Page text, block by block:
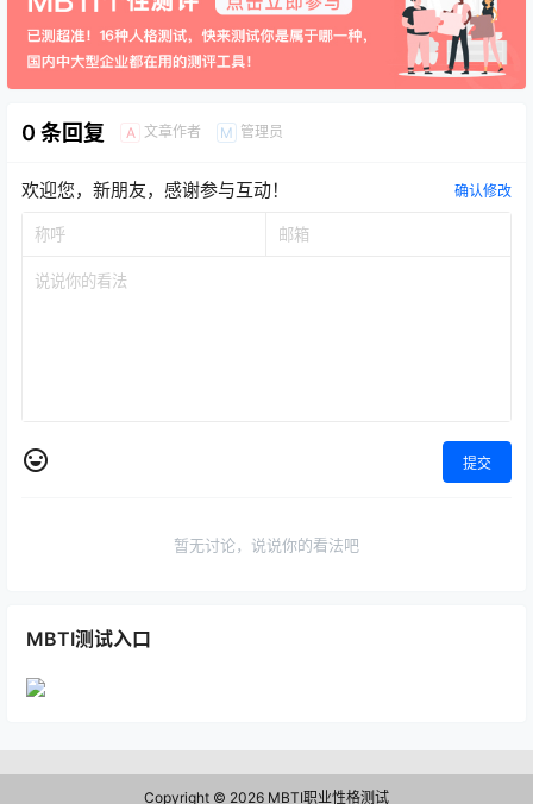
0 条回复 A 文章作者 M 管理员
欢迎您，新朋友，感谢参与互动！ 确认修改
提交
暂无讨论，说说你的看法吧
MBTI测试入口
Copyright © 2026 MBTI职业性格测试